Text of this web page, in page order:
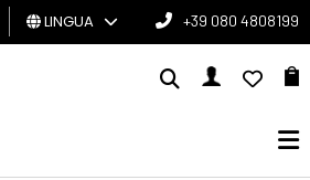
LINGUA +39 080 4808199